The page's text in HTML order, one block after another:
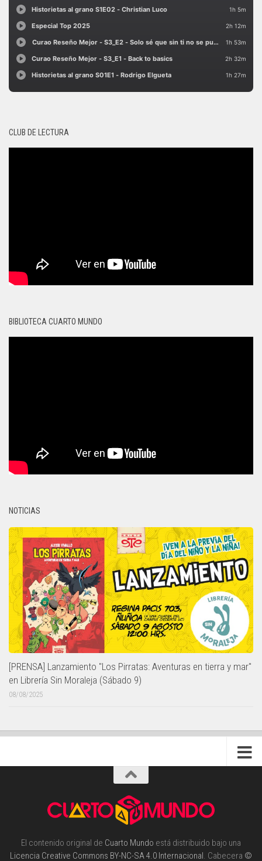
CLUB DE LECTURA
BIBLIOTECA CUARTO MUNDO
NOTICIAS
[PRENSA] Lanzamiento "Los Pirratas: Aventuras en tierra y mar"
en Librería Sin Moraleja (Sábado 9)
08/08/2025
El contenido original de Cuarto Mundo está distribuido bajo una
Licencia Creative Commons BY-NC-SA 4.0 Internacional . Cabecera ©